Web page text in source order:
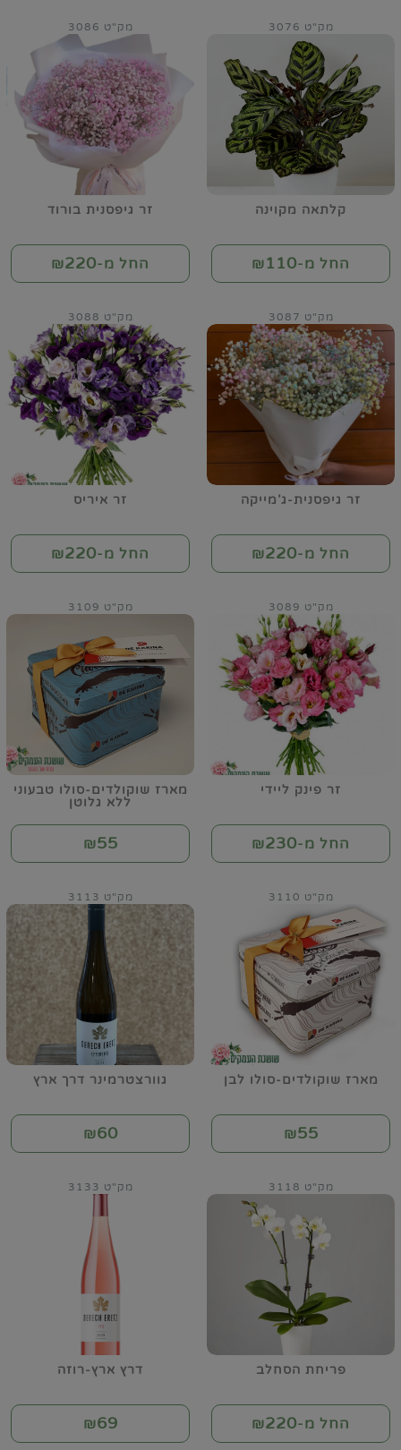
קלתאה מקוינה
מק"ט 3076
החל מ-₪110
זר גיפסנית בורוד
מק"ט 3086
החל מ-₪220
זר גיפסנית-ג'מייקה
מק"ט 3087
החל מ-₪220
זר איריס
מק"ט 3088
החל מ-₪220
זר פינק ליידי
מק"ט 3089
החל מ-₪230
מארז שוקולדים-סולו טבעוני
ללא גלוטן
מק"ט 3109
₪55
מארז שוקולדים-סולו לבן
מק"ט 3110
₪55
גוורצטרמינר דרך ארץ
מק"ט 3113
₪60
פריחת הסחלב
מק"ט 3118
החל מ-₪220
דרץ ארץ-רוזה
מק"ט 3133
₪69